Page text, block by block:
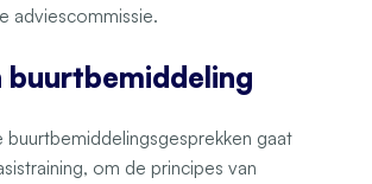
adviescommissie.
buurtbemiddeling
buurtbemiddelingsgesprekken gaat
om de principes van